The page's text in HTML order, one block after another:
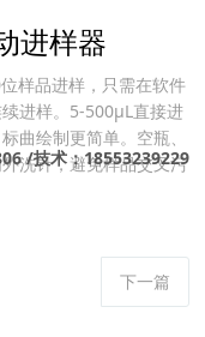
/技术：18553239229
进样器
样品进样，只需在软件
进样。5-500μL直接进
曲绘制更简单。空瓶、
洗针，避免样品交叉污
下一篇